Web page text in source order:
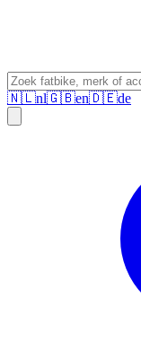
🇳🇱nl🇬🇧en🇩🇪de